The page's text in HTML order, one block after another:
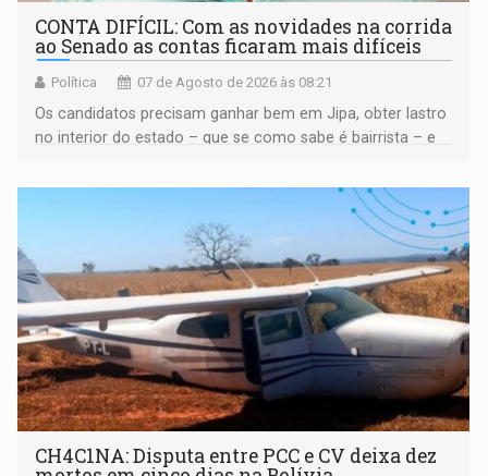
CONTA DIFÍCIL: Com as novidades na corrida
ao Senado as contas ficaram mais difíceis
Política 07 de Agosto de 2026 às 08:21
Os candidatos precisam ganhar bem em Jipa, obter lastro
no interior do estado – que se como sabe é bairrista – e
garantir
CH4C1NA: Disputa entre PCC e CV deixa dez